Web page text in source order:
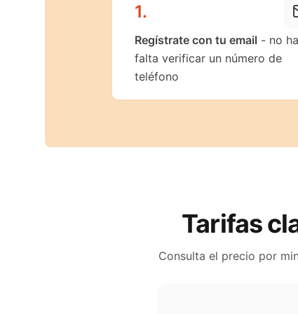
1.
Regístrate con tu email - no
falta verificar un número de
teléfono
Tarifas
Consulta el precio por